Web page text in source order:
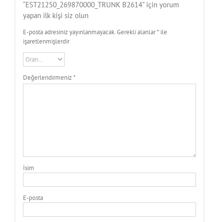
“EST21250_269870000_TRUNK B2614” için yorum
yapan ilk kişi siz olun
E-posta adresiniz yayınlanmayacak. Gerekli alanlar*ile
işaretlenmişlerdir
Değerlendirmeniz*
İsim
E-posta